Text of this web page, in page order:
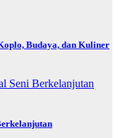
Budaya, dan Kuliner